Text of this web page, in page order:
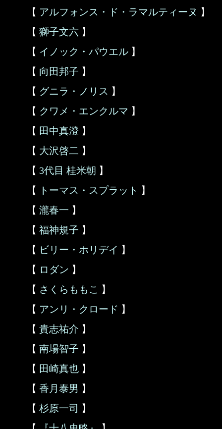
【 アルフォンス・ド・ラマルティーヌ 】
【 獅子文六 】
【 イノック・パウエル 】
【 向田邦子 】
【 グニラ・ノリス 】
【 クワメ・エンクルマ 】
【 田中真澄 】
【 大沢啓二 】
【 3代目 桂米朝 】
【
トーマス・スプラット 】
【 瀧春一 】
【 福神規子 】
【 ビリー・ホリデイ 】
【 ロダン 】
【 さくらももこ 】
【 アンリ・クロード 】
【 貴志祐介 】
【 南場智子 】
【 田崎真也 】
【 香月泰男 】
【 杉原一司 】